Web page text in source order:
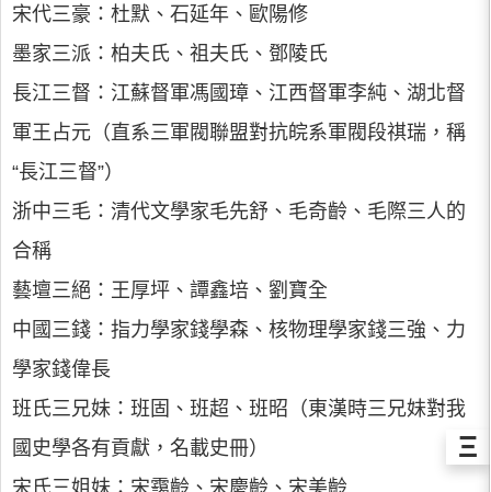
宋代三豪：杜默、石延年、歐陽修
墨家三派：柏夫氏、祖夫氏、鄧陵氏
長江三督：江蘇督軍馮國璋、江西督軍李純、湖北督
軍王占元（直系三軍閥聯盟對抗皖系軍閥段祺瑞，稱
“長江三督”）
浙中三毛：清代文學家毛先舒、毛奇齡、毛際三人的
合稱
藝壇三絕：王厚坪、譚鑫培、劉寶全
中國三錢：指力學家錢學森、核物理學家錢三強、力
學家錢偉長
班氏三兄妹：班固、班超、班昭（東漢時三兄妹對我
國史學各有貢獻，名載史冊）
宋氏三姐妹：宋靄齡、宋慶齡、宋美齡
Ξ